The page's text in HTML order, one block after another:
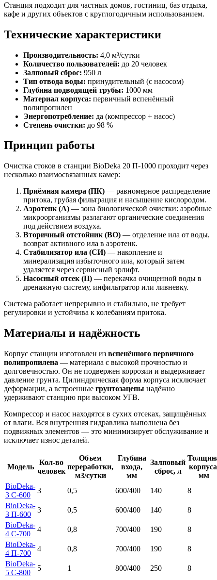
Станция подходит для частных домов, гостиниц, баз отдыха,
кафе и других объектов с круглогодичным использованием.
Технические характеристики
Производительность: 4,0 м³/сутки
Количество пользователей: до 20 человек
Залповый сброс: 950 л
Тип отвода воды: принудительный (с насосом)
Глубина подводящей трубы: 1000 мм
Материал корпуса: первичный вспенённый
полипропилен
Энергопотребление: да (компрессор + насос)
Степень очистки: до 98 %
Принцип работы
Очистка стоков в станции BioDeka 20 П-1000 проходит через
несколько взаимосвязанных камер:
Приёмная камера (ПК) — равномерное распределение
притока, грубая фильтрация и насыщение кислородом.
Аэротенк (А) — зона биологической очистки: аэробные
микроорганизмы разлагают органические соединения
под действием воздуха.
Вторичный отстойник (ВО) — отделение ила от воды,
возврат активного ила в аэротенк.
Стабилизатор ила (СИ) — накопление и
минерализация избыточного ила, который затем
удаляется через сервисный эрлифт.
Насосный отсек (П) — перекачка очищенной воды в
дренажную систему, инфильтратор или ливневку.
Система работает непрерывно и стабильно, не требует
регулировки и устойчива к колебаниям притока.
Материалы и надёжность
Корпус станции изготовлен из вспенённого первичного
полипропилена — материала с высокой прочностью и
долговечностью. Он не подвержен коррозии и выдерживает
давление грунта. Цилиндрическая форма корпуса исключает
деформации, а встроенные грунтозацепы надёжно
удерживают станцию при высоком УГВ.
Компрессор и насос находятся в сухих отсеках, защищённых
от влаги. Вся внутренняя гидравлика выполнена без
подвижных элементов — это минимизирует обслуживание и
исключает износ деталей.
Модель
Кол-во
человек
Объем
переработки,
м3/сутки
Глубина
входа,
мм
Залповый
сброс, л
мм
BioDeka-
3 C-600
3 0,5 600/400 140
8
BioDeka-
3 П-600
3 0,5 600/400 140
8
BioDeka-
4 C-700
4 0,8 700/400 190
8
BioDeka-
4 П-700
4 0,8 700/400 190
8
BioDeka-
5 C-800
5 1 800/400 250
8